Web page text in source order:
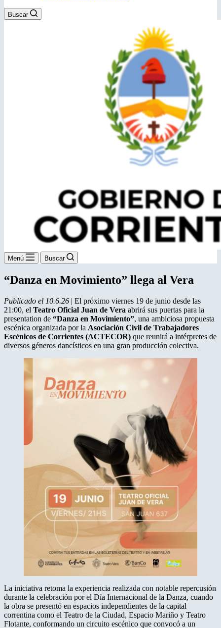
Buscar
Menú Buscar
“Danza en Movimiento” llega al Vera
Publicado el 10.6.26 | El próximo viernes 19 de junio desde las
21:00, el Teatro Oficial Juan de Vera abrirá sus puertas para la
presentation de “Danza en Movimiento”, una ambiciosa propuesta
escénica organizada por la Asociación Civil de Trabajadores
Escénicos de Corrientes (ACTECOR) que reunirá a intérpretes de
diversos géneros dancísticos en una gran producción colectiva.
La iniciativa retoma la experiencia realizada con notable repercusión
durante la celebración por el Día Internacional de la Danza, cuando
la obra se presentó en espacios independientes de la capital
correntina como el Teatro de la Ciudad, Espacio Mariño y Teatro
Flotante, conformando un circuito escénico que convocó a un